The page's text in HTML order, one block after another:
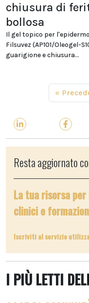
chiusura di
bollosa
Il gel topico per
Filsuvez (AP101/Oleogel-
guarigione e chiusura...
«
Resta aggiornato
La tua risorsa
clinici e
Iscriviti al servizio
I PIÙ LETTI